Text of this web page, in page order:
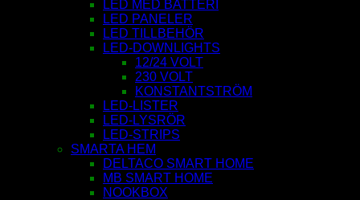
LED MED BATTERI
LED PANELER
LED TILLBEHÖR
LED-DOWNLIGHTS
12/24 VOLT
230 VOLT
KONSTANTSTRÖM
LED-LISTER
LED-LYSRÖR
LED-STRIPS
SMARTA HEM
DELTACO SMART HOME
MB SMART HOME
NOOKBOX